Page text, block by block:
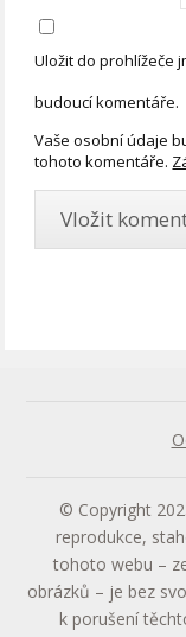
Uložit do prohlížeče
budoucí komentáře.
Vaše osobní údaje
tohoto komentáře.
© Copyright
reprodukce,
tohoto webu –
obrázků – je bez
k porušení